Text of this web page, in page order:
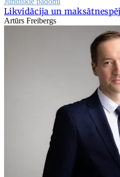
Likvidācija un
Artūrs Freibergs